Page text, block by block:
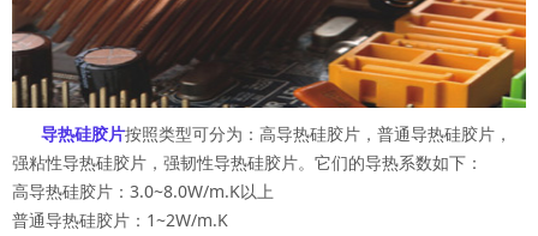
导热硅胶片按照类型可分为：高导热硅胶片，普通导热硅胶片，
强粘性导热硅胶片，强韧性导热硅胶片。它们的导热系数如下：
高导热硅胶片：3.0~8.0W/m.K以上
普通导热硅胶片：1~2W/m.K